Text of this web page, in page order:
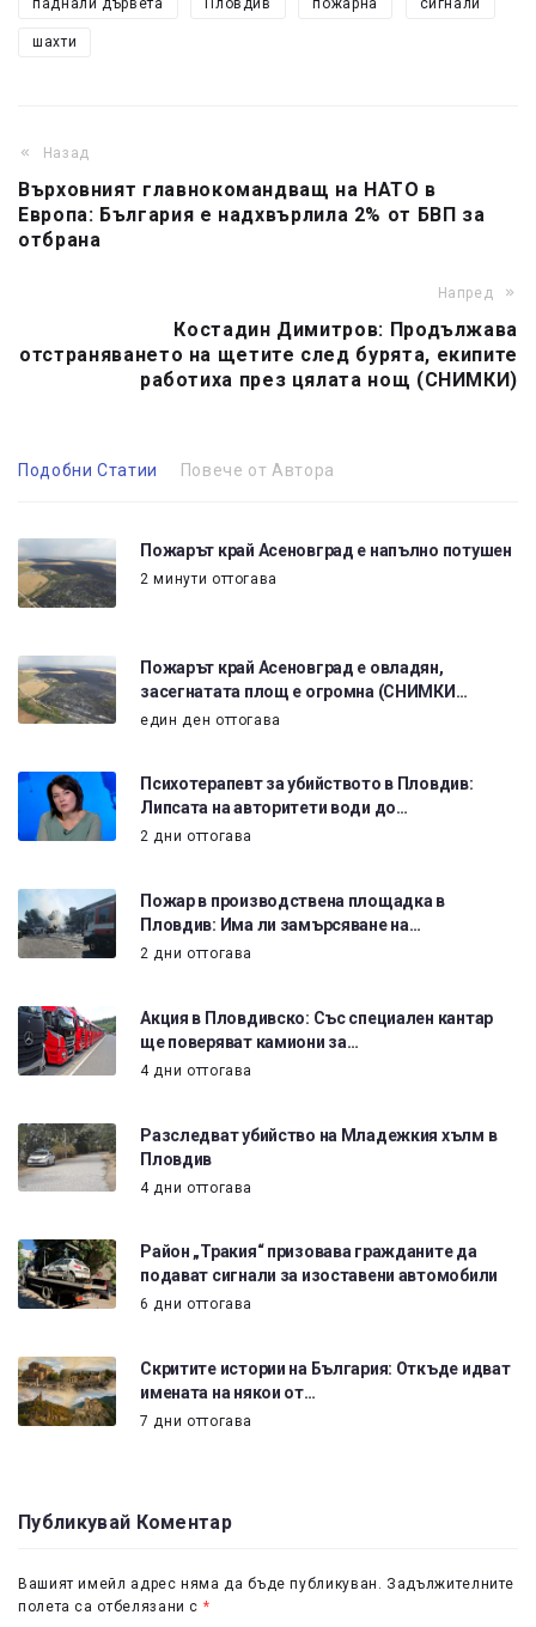
паднали дървета Пловдив пожарна сигнали
шахти
Назад
Върховният главнокомандващ на НАТО в
Европа: България е надхвърлила 2% от БВП за
отбрана
Напред
Костадин Димитров: Продължава
отстраняването на щетите след бурята, екипите
работиха през цялата нощ (СНИМКИ)
Подобни Статии Повече от Автора
Пожарът край Асеновград е напълно потушен
2 минути оттогава
Пожарът край Асеновград е овладян,
засегнатата площ е огромна (СНИМКИ…
един ден оттогава
Психотерапевт за убийството в Пловдив:
Липсата на авторитети води до…
2 дни оттогава
Пожар в производствена площадка в
Пловдив: Има ли замърсяване на…
2 дни оттогава
Акция в Пловдивско: Със специален кантар
ще поверяват камиони за…
4 дни оттогава
Разследват убийство на Младежкия хълм в
Пловдив
4 дни оттогава
Район „Тракия“ призовава гражданите да
подават сигнали за изоставени автомобили
6 дни оттогава
Скритите истории на България: Откъде идват
имената на някои от…
7 дни оттогава
Публикувай Коментар
Вашият имейл адрес няма да бъде публикуван.
Задължителните
полета са отбелязани с *